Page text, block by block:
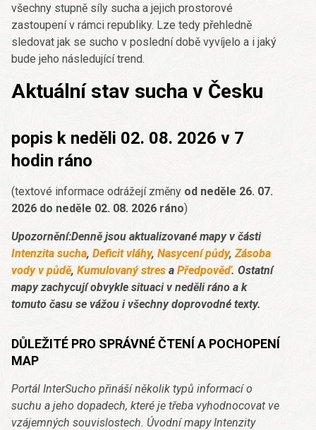
všechny stupně síly sucha a jejich prostorové
zastoupení v rámci republiky. Lze tedy přehledně
sledovat jak se sucho v poslední době vyvíjelo a i jaký
bude jeho následující trend.
Aktuální stav sucha v Česku
popis k neděli 02. 08. 2026 v 7
hodin ráno
(textové informace odrážejí změny od neděle 26. 07.
2026 do neděle 02. 08. 2026 ráno)
Upozornění:Denně jsou aktualizované mapy v části
Intenzita sucha, Deficit vláhy, Nasycení půdy, Zásoba
vody v půdě, Kumulovaný stres a Předpověď. Ostatní
mapy zachycují obvykle situaci v neděli ráno a k
tomuto času se vážou i všechny doprovodné texty.
DŮLEŽITÉ PRO SPRÁVNÉ ČTENÍ A POCHOPENÍ
MAP
Portál InterSucho přináší několik typů informací o
suchu a jeho dopadech, které je třeba vyhodnocovat ve
vzájemných souvislostech. Úvodní mapy Intenzity